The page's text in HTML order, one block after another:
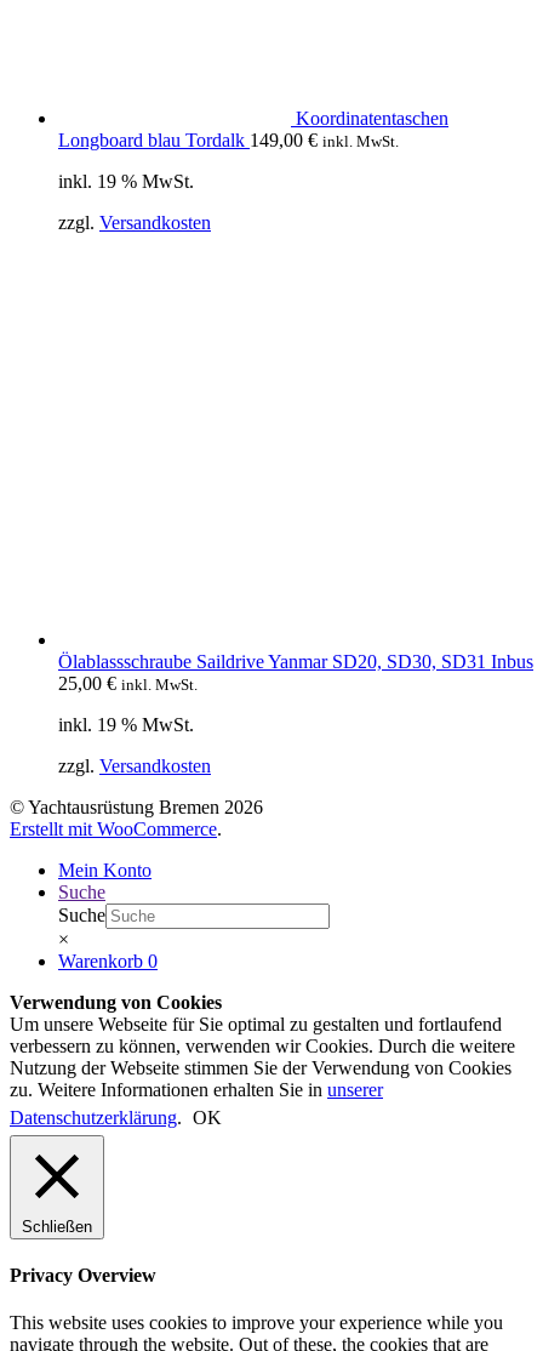
Koordinatentaschen
Longboard blau Tordalk 149,00 € inkl. MwSt.
inkl. 19 % MwSt.
zzgl. Versandkosten
Ölablassschraube Saildrive Yanmar SD20, SD30, SD31 Inbus
25,00 € inkl. MwSt.
inkl. 19 % MwSt.
zzgl. Versandkosten
© Yachtausrüstung Bremen 2026
Erstellt mit WooCommerce.
Mein Konto
Suche
Suche
×
Warenkorb 0
Verwendung von Cookies
Um unsere Webseite für Sie optimal zu gestalten und fortlaufend
verbessern zu können, verwenden wir Cookies. Durch die weitere
Nutzung der Webseite stimmen Sie der Verwendung von Cookies
zu. Weitere Informationen erhalten Sie in unserer
Datenschutzerklärung. OK
Schließen
Privacy Overview
This website uses cookies to improve your experience while you
navigate through the website. Out of these, the cookies that are